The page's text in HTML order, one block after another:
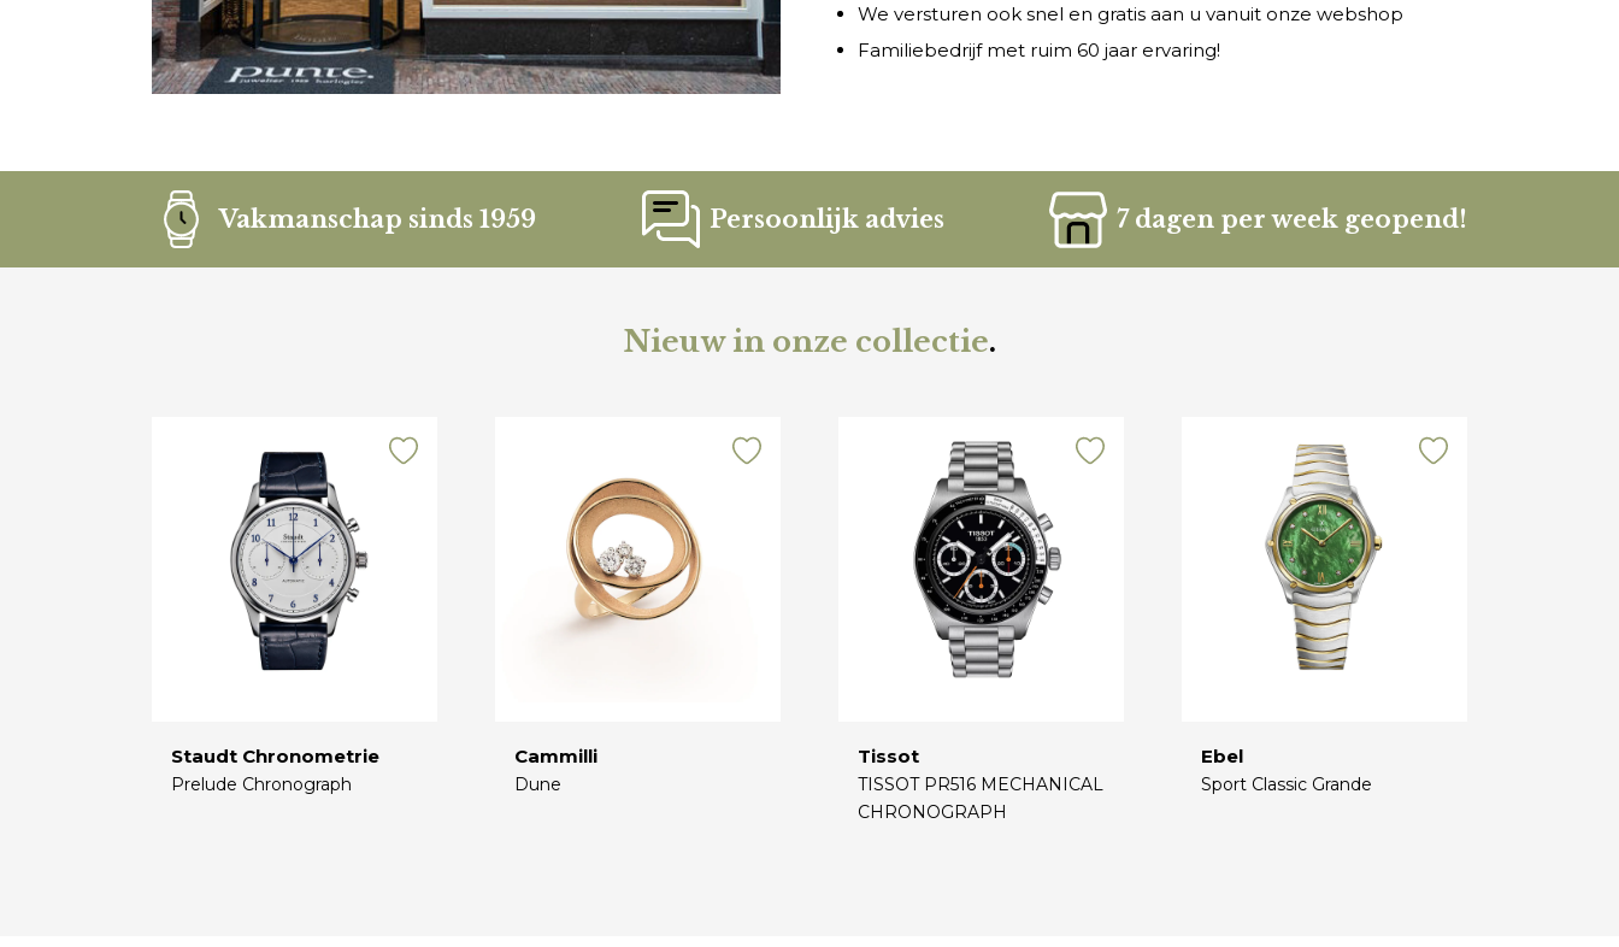
We versturen ook snel en gratis aan u vanuit onze webshop
Familiebedrijf met ruim 60 jaar ervaring!
Vakmanschap sinds 1959 Persoonlijk advies 7 dagen per week geopend!
Nieuw in onze collectie.
Staudt Chronometrie
Prelude Chronograph
Cammilli
Dune
Tissot
TISSOT PR516 MECHANICAL
CHRONOGRAPH
Ebel
Sport Classic Grande